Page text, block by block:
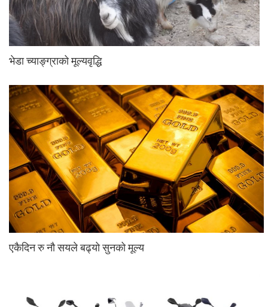
भेडा च्याङ्ग्राको मूल्यवृद्धि
एकैदिन रु नौ सयले बढ्यो सुनको मूल्य